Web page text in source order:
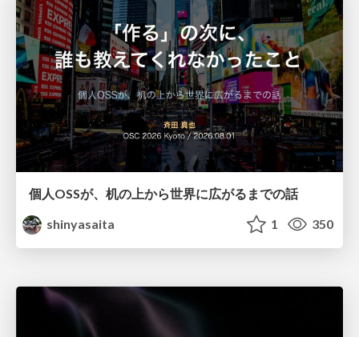
個人OSSが、机の上から世界に広がるまでの話
shinyasaita
1 350